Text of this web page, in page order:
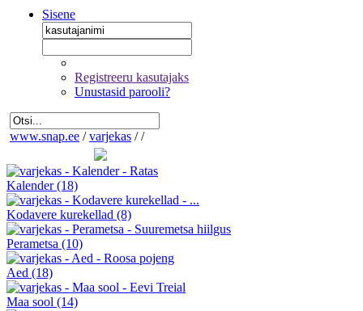
Sisene
Registreeru kasutajaks
Unustasid parooli?
www.snap.ee / varjekas / /
Kalender(18)
Kodavere kurekellad (8)
Perametsa (10)
Aed (18)
Maa sool (14)